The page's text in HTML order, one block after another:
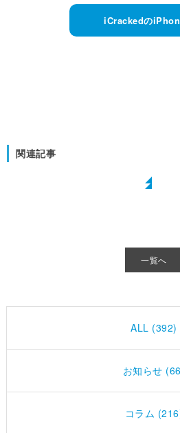
iCrackedの
関連記事
一覧へ
ALL (392)
お知らせ
コラム